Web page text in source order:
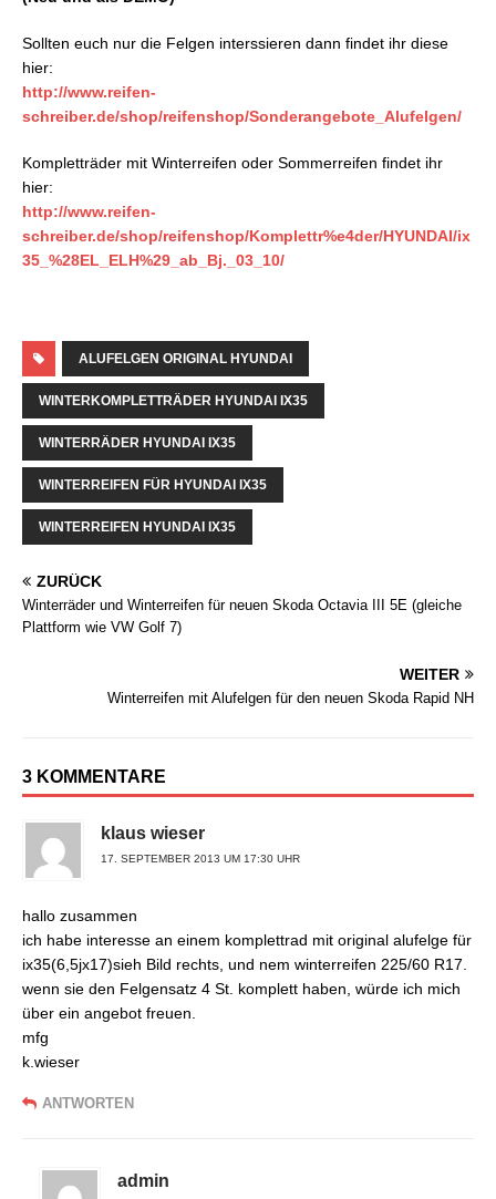
Sollten euch nur die Felgen interssieren dann findet ihr diese
hier:
http://www.reifen-
schreiber.de/shop/reifenshop/Sonderangebote_Alufelgen/
Kompletträder mit Winterreifen oder Sommerreifen findet ihr
hier:
http://www.reifen-
schreiber.de/shop/reifenshop/Komplettr%e4der/HYUNDAI/ix
35_%28EL_ELH%29_ab_Bj._03_10/
ALUFELGEN ORIGINAL HYUNDAI
WINTERKOMPLETTRÄDER HYUNDAI IX35
WINTERRÄDER HYUNDAI IX35
WINTERREIFEN FÜR HYUNDAI IX35
WINTERREIFEN HYUNDAI IX35
ZURÜCK
Winterräder und Winterreifen für neuen Skoda Octavia III 5E (gleiche
Plattform wie VW Golf 7)
WEITER
Winterreifen mit Alufelgen für den neuen Skoda Rapid NH
3 KOMMENTARE
klaus wieser
17. SEPTEMBER 2013 UM 17:30 UHR
hallo zusammen
ich habe interesse an einem komplettrad mit original alufelge für
ix35(6,5jx17)sieh Bild rechts, und nem winterreifen 225/60 R17.
wenn sie den Felgensatz 4 St. komplett haben, würde ich mich
über ein angebot freuen.
mfg
k.wieser
ANTWORTEN
admin